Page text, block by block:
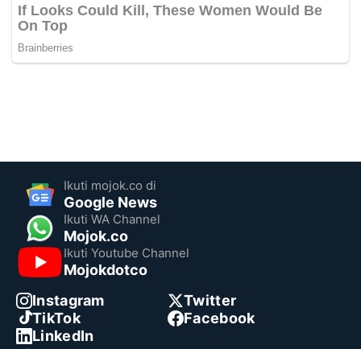
Ikuti mojok.co di
Google News
Ikuti WA Channel
Mojok.co
Ikuti Youtube Channel
Mojokdotco
Instagram
Twitter
TikTok
Facebook
LinkedIn